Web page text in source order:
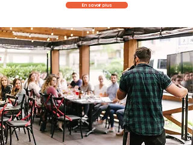
En savoir plus